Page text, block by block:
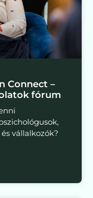
Connect –
fórum
vállalkozók?